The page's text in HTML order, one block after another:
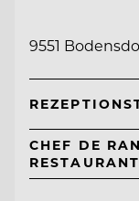
9551
CHEF DE
RESTAURANT